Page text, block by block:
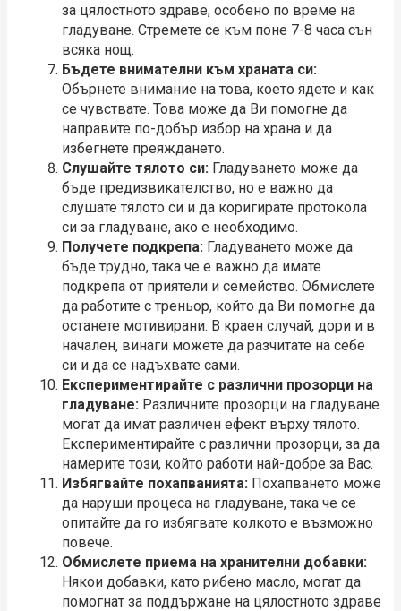
за цялостното здраве, особено по време на
гладуване. Стремете се към поне 7-8 часа сън
всяка нощ.
Бъдете внимателни към храната си:
Обърнете внимание на това, което ядете и как
се чувствате. Това може да Ви помогне да
направите по-добър избор на храна и да
избегнете преяждането.
Слушайте тялото си: Гладуването може да
бъде предизвикателство, но е важно да
слушате тялото си и да коригирате протокола
си за гладуване, ако е необходимо.
Получете подкрепа: Гладуването може да
бъде трудно, така че е важно да имате
подкрепа от приятели и семейство. Обмислете
да работите с треньор, който да Ви помогне да
останете мотивирани. В краен случай, дори и в
начален, винаги можете да разчитате на себе
си и да се надъхвате сами.
Експериментирайте с различни прозорци на
гладуване: Различните прозорци на гладуване
могат да имат различен ефект върху тялото.
Експериментирайте с различни прозорци, за да
намерите този, който работи най-добре за Вас.
Избягвайте похапванията: Похапването може
да наруши процеса на гладуване, така че се
опитайте да го избягвате колкото е възможно
повече.
Обмислете приема на хранителни добавки:
Някои добавки, като рибено масло, могат да
помогнат за поддържане на цялостното здраве